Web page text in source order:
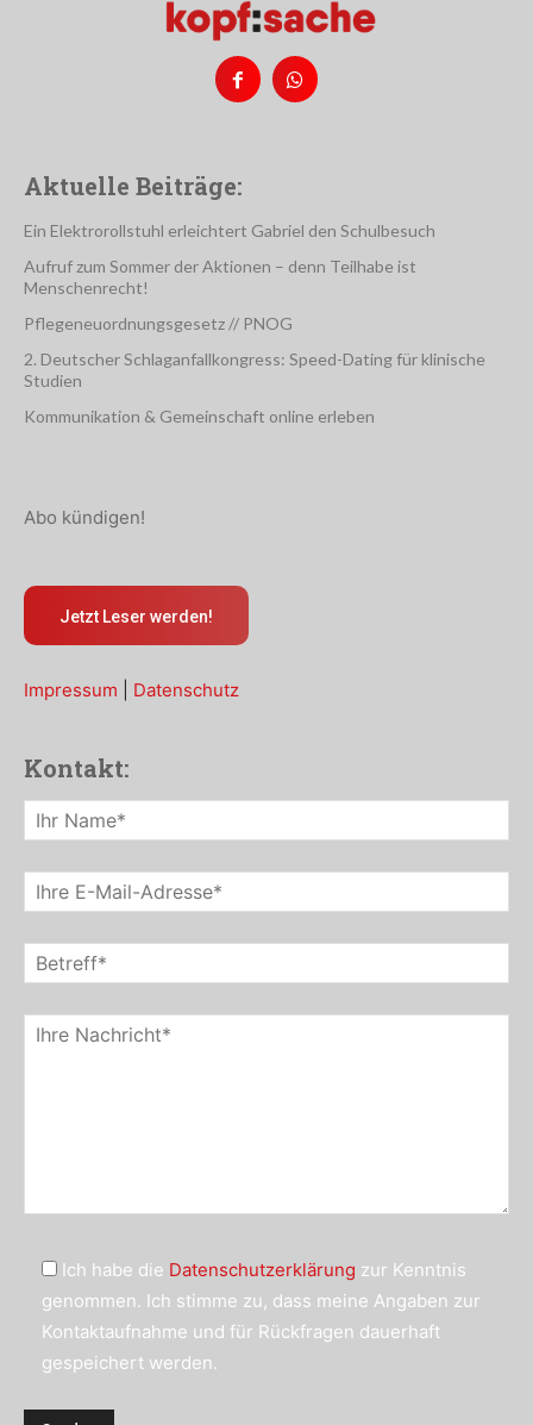
Aktuelle Beiträge:
Ein Elektrorollstuhl erleichtert Gabriel den Schulbesuch
Aufruf zum Sommer der Aktionen – denn Teilhabe ist
Menschenrecht!
Pflegeneuordnungsgesetz // PNOG
2. Deutscher Schlaganfallkongress: Speed-Dating für klinische
Studien
Kommunikation & Gemeinschaft online erleben
Abo kündigen!
Jetzt Leser werden!
Impressum Datenschutz
Kontakt:
Ich habe die Datenschutzerklärung zur Kenntnis
genommen. Ich stimme zu, dass meine Angaben zur
Kontaktaufnahme und für Rückfragen dauerhaft
gespeichert werden.